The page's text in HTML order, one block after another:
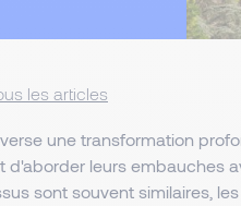
les articles
une transformation
d'aborder leurs embauches
sont souvent similaires,